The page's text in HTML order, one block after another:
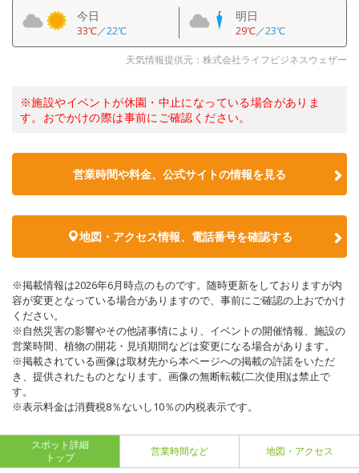
今日
33℃／22℃
明日
29℃／23℃
天気情報提供元：株式会社ライフビジネスウェザー
※施設やイベントが休園・中止になっている場合がありま
す。おでかけの際は事前にご確認ください。
営業時間や料金、公式サイトの情報を見る
地図・アクセス情報、電話番号を確認する
※掲載情報は2026年6月時点のものです。随時更新をしておりますが内
容が変更となっている場合がありますので、事前にご確認の上おでかけ
ください。
※自然災害の影響やその他諸事情により、イベントの開催情報、施設の
営業時間、植物の開花・見頃期間などは変更になる場合があります。
※掲載されている画像は取材先から本ページへの掲載の許諾をいただ
き、提供されたものとなります。画像の無断転載(二次使用)は禁止で
す。
※表示料金は消費税8％ないし10％の内税表示です。
スポット詳細
トップ
営業時間など 地図・アクセス